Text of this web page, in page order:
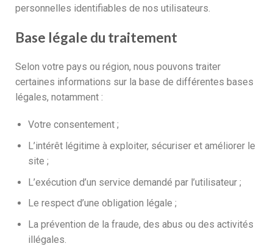
personnelles identifiables de nos utilisateurs.
Base légale du traitement
Selon votre pays ou région, nous pouvons traiter
certaines informations sur la base de différentes bases
légales, notamment :
Votre consentement ;
L’intérêt légitime à exploiter, sécuriser et améliorer le
site ;
L’exécution d’un service demandé par l’utilisateur ;
Le respect d’une obligation légale ;
La prévention de la fraude, des abus ou des activités
illégales.